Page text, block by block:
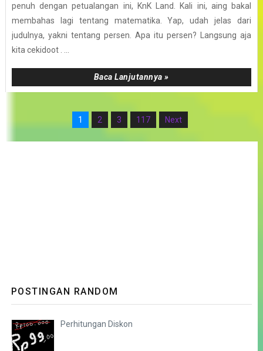
penuh dengan petualangan ini, KnK Land. Kali ini, aing bakal
membahas lagi tentang matematika. Yap, udah jelas dari
judulnya, yakni tentang persen. Apa itu persen? Langsung aja
kita cekidoot . ...
Baca Lanjutannya »
1 2 3 117 Next
POSTINGAN RANDOM
Perhitungan Diskon